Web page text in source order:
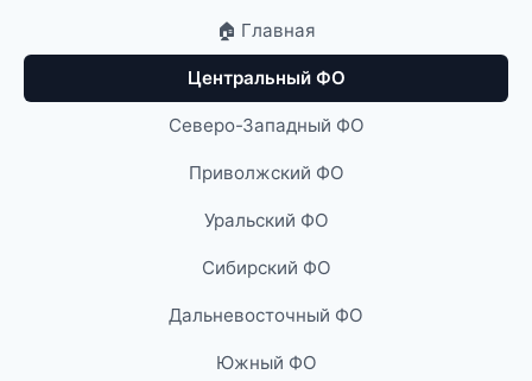
🏠 Главная
Центральный ФО
Северо-Западный ФО
Приволжский ФО
Уральский ФО
Сибирский ФО
Дальневосточный ФО
Южный ФО